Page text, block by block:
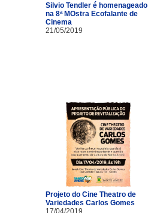
Silvio Tendler é homenageado
na 8ª MOstra Ecofalante de
Cinema
21/05/2019
Projeto do Cine Theatro de
Variedades Carlos Gomes
17/04/2019